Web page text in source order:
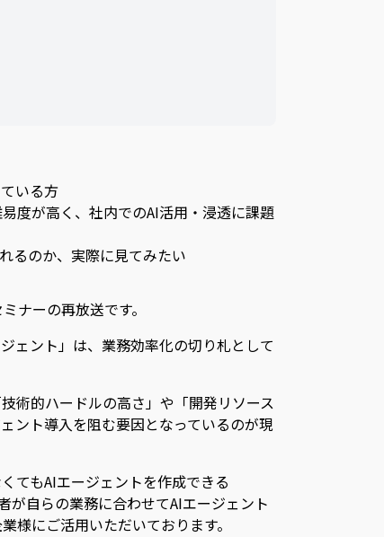
いる方
度が高く、社内でのAI活用・浸透に課題
るのか、実際に見てみたい
ナーの再放送です。
ェント」は、業務効率化の切り札として
術的ハードルの高さ」や「開発リソース
ント導入を阻む要因となっているのが現
てもAIエージェントを作成できる
が自らの業務に合わせてAIエージェント
様にご活用いただいております。